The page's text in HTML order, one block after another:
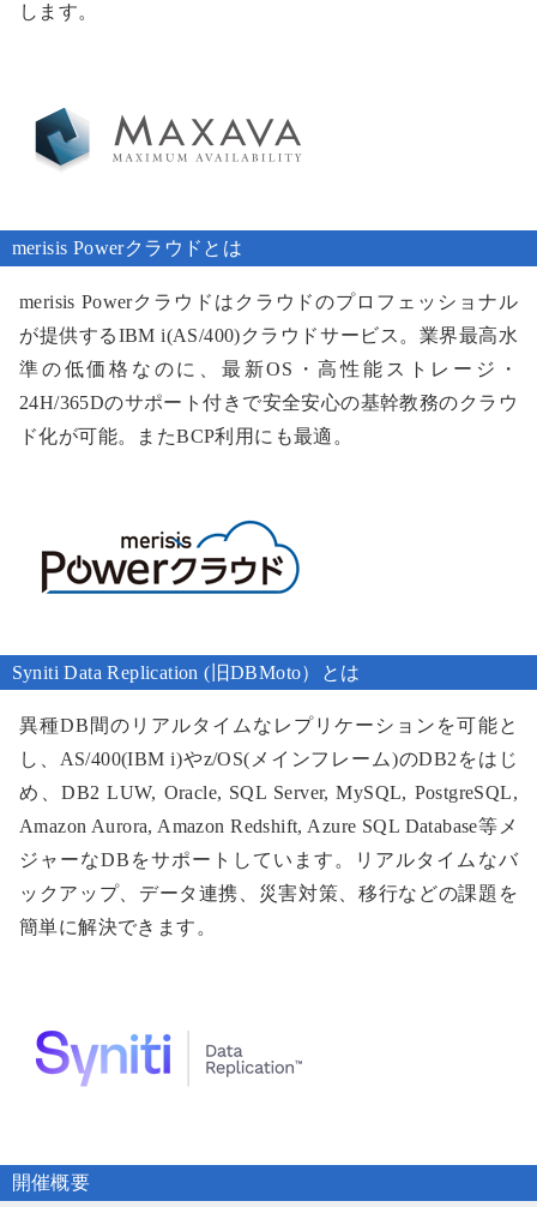
します。
merisis Powerクラウドとは
merisis Powerクラウドはクラウドのプロフェッショナル
が提供するIBM i(AS/400)クラウドサービス。業界最高水
準の低価格なのに、最新OS・高性能ストレージ・
24H/365Dのサポート付きで安全安心の基幹教務のクラウ
ド化が可能。またBCP利用にも最適。
Syniti Data Replication (旧DBMoto）とは
異種DB間のリアルタイムなレプリケーションを可能と
し、AS/400(IBM i)やz/OS(メインフレーム)のDB2をはじ
め、DB2 LUW, Oracle, SQL Server, MySQL, PostgreSQL,
Amazon Aurora, Amazon Redshift, Azure SQL Database等メ
ジャーなDBをサポートしています。リアルタイムなバ
ックアップ、データ連携、災害対策、移行などの課題を
簡単に解決できます。
開催概要